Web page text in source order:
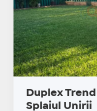
Duplex
Splaiul Unirii